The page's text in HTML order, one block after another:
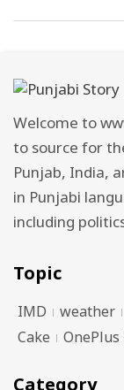
Welcome to
to source for
Punjab, India,
in Punjabi
including
Topic
IMD weather
Cake
OnePlus